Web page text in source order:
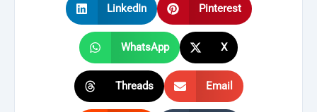
LinkedIn Pinterest
WhatsApp X
Threads Email